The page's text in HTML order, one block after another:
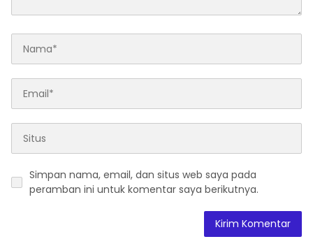
Simpan nama, email, dan situs web saya pada
peramban ini untuk komentar saya berikutnya.